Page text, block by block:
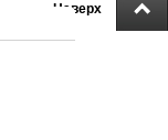
Наверх